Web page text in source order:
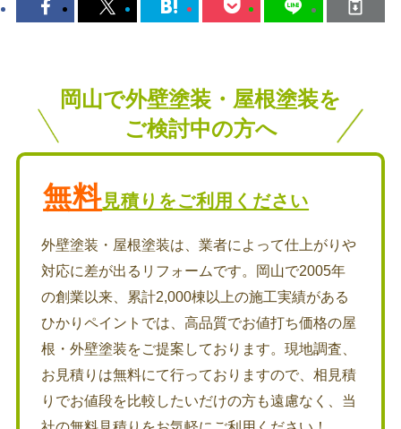
岡山で外壁塗装・屋根塗装を
ご検討中の方へ
無料見積りをご利用ください
外壁塗装・屋根塗装は、業者によって仕上がりや
対応に差が出るリフォームです。岡山で2005年
の創業以来、累計2,000棟以上の施工実績がある
ひかりペイントでは、高品質でお値打ち価格の屋
根・外壁塗装をご提案しております。現地調査、
お見積りは無料にて行っておりますので、相見積
りでお値段を比較したいだけの方も遠慮なく、当